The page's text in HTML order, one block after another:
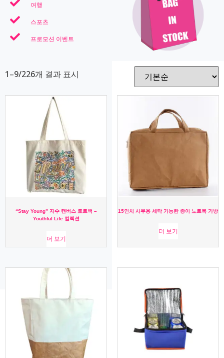
여행
스포츠
프로모션 이벤트
1–9/226개 결과 표시
“Stay Young” 자수 캔버스 토트백 –
Youthful Life 컬렉션
더 보기
15인치 사무용 세탁 가능한 종이 노트북 가방
더 보기